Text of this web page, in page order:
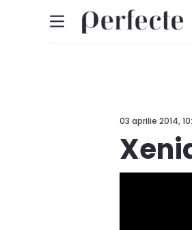
03 aprilie 2014,